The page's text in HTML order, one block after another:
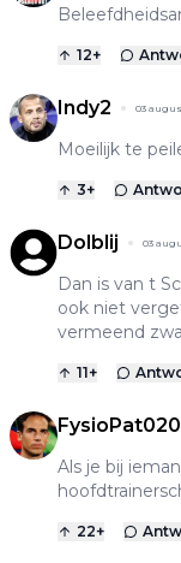
12+
Indy2 03
Moeilijk te
3+
Dolblij 03
Dan is van t
ook niet
vermeend
11+
FysioPat020
Als je bij
22+